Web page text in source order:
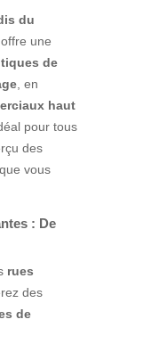
du
une
de
, en
haut
pour tous
des
que vous
: De
rues
des
de